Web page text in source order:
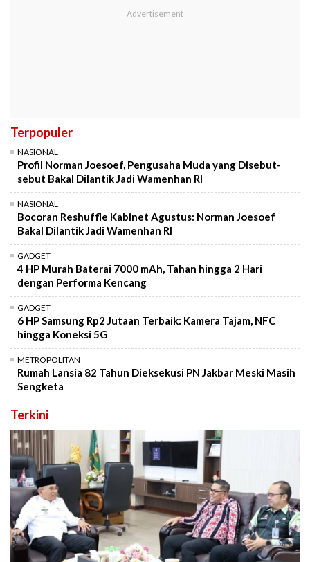
Terpopuler
NASIONAL
Profil Norman Joesoef, Pengusaha Muda yang Disebut-
sebut Bakal Dilantik Jadi Wamenhan RI
NASIONAL
Bocoran Reshuffle Kabinet Agustus: Norman Joesoef
Bakal Dilantik Jadi Wamenhan RI
GADGET
4 HP Murah Baterai 7000 mAh, Tahan hingga 2 Hari
dengan Performa Kencang
GADGET
6 HP Samsung Rp2 Jutaan Terbaik: Kamera Tajam, NFC
hingga Koneksi 5G
METROPOLITAN
Rumah Lansia 82 Tahun Dieksekusi PN Jakbar Meski Masih
Sengketa
Terkini